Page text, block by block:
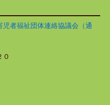
者福祉団体連絡協議会（通
０